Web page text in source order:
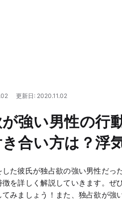
更新日: 2020.11.02
強い男性の行
合い方は？浮
した彼氏が独占欲の強い男性だっ
を詳しく解説していきます。ぜ
てみましょう！また、独占欲が強